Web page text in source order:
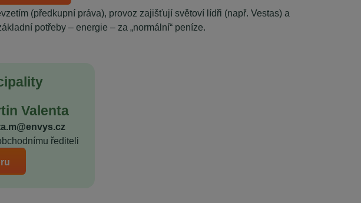
(předkupní práva), provoz zajišťují světoví lídři (např. Vestas) a
potřeby – energie – za „normální“ peníze.
Valenta
řediteli